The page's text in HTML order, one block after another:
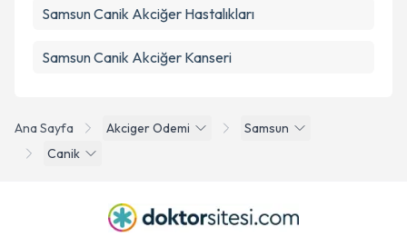
Ana Sayfa Akciger Odemi
Samsun
Canik
Samsun Canik Akciğer Hastalıkları
Samsun Canik Akciğer Kanseri